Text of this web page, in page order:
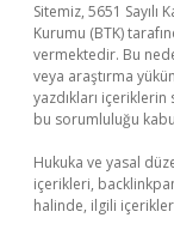
Sitemiz, 5651
Kurumu (BTK)
vermektedir. Bu
veya araştırma
yazdıkları
bu sorumluluğu
Hukuka ve yasal
içerikleri,
halinde, ilgili